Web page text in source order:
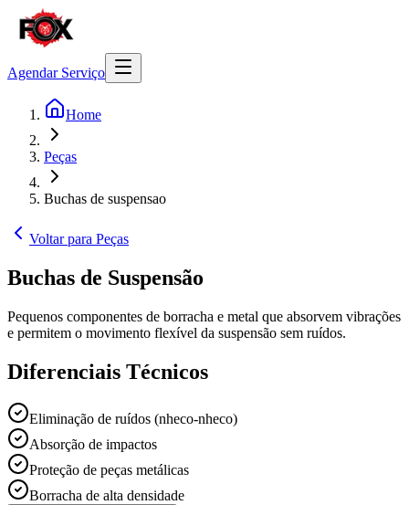
Agendar Serviço
Home
Peças
Buchas de suspensao
Voltar para Peças
Buchas de Suspensão
Pequenos componentes de borracha e metal que absorvem vibrações
e permitem o movimento flexível da suspensão sem ruídos.
Diferenciais Técnicos
Eliminação de ruídos (nheco-nheco)
Absorção de impactos
Proteção de peças metálicas
Borracha de alta densidade